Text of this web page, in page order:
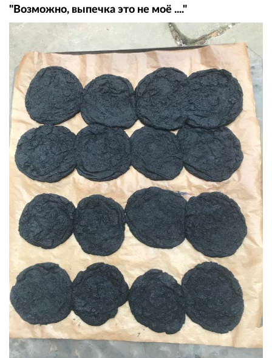
"Возможно, выпечка это не моё ...."